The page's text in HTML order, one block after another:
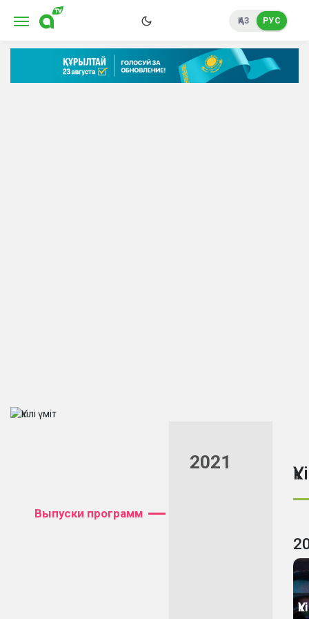
ҚАЗ РУС
Выпуски программ
2021